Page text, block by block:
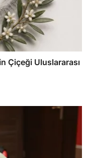
Çiçeği Uluslararası